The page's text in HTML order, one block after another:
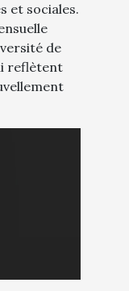
et sociales.
de
reflètent